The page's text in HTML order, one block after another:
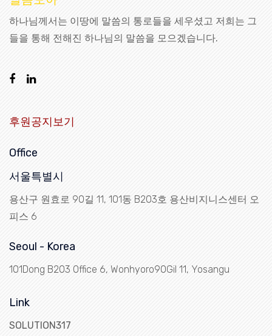
하나님께서는 이땅에 말씀의 통로들을 세우셨고 저희는 그
들을 통해 전해진 하나님의 말씀을 모으겠습니다.
후원공지보기
Office
서울특별시
용산구 원효로 90길 11, 101동 B203호 용산비지니스센터 오
피스 6
Seoul - Korea
101Dong B203 Office 6, Wonhyoro90Gil 11, Yosangu
Link
SOLUTION317